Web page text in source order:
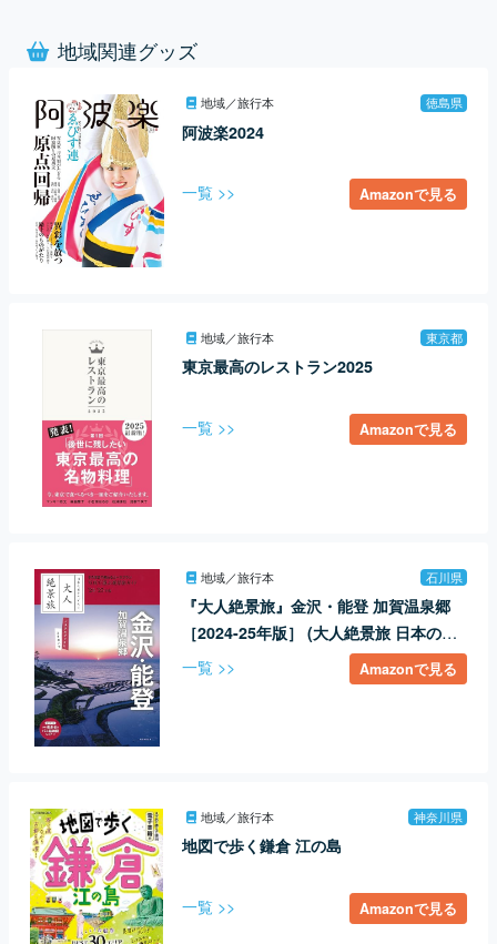
地域関連グッズ
地域／旅行本 徳島県
阿波楽2024
一覧 >> Amazonで見る
地域／旅行本 東京都
東京最高のレストラン2025
一覧 >> Amazonで見る
地域／旅行本 石川県
『大人絶景旅』金沢・能登 加賀温泉郷
［2024-25年版］ (大人絶景旅 日本の美
をたずねて)
一覧 >> Amazonで見る
地域／旅行本 神奈川県
地図で歩く鎌倉 江の島
一覧 >> Amazonで見る